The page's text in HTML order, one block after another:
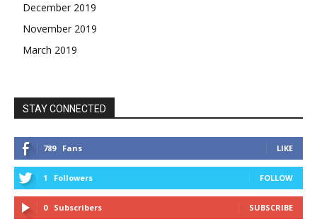
December 2019
November 2019
March 2019
STAY CONNECTED
789 Fans LIKE
1 Followers FOLLOW
0 Subscribers SUBSCRIBE